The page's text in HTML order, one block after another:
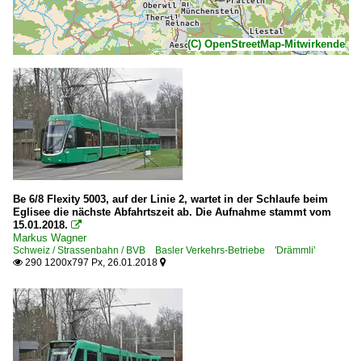
(C) OpenStreetMap-Mitwirkende
Be 6/8 Flexity 5003, auf der Linie 2, wartet in der Schlaufe beim
Eglisee die nächste Abfahrtszeit ab. Die Aufnahme stammt vom
15.01.2018. 
Markus Wagner
Schweiz / Strassenbahn / BVB Basler Verkehrs-Betriebe 'Drämmli'
 290 1200x797 Px, 26.01.2018 